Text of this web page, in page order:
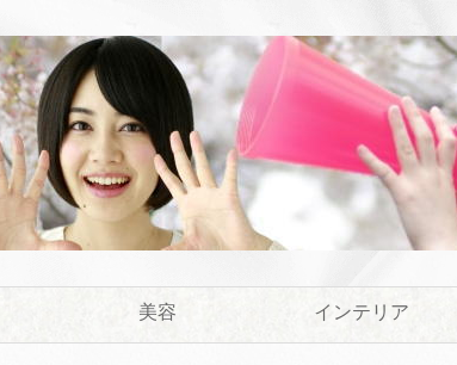
美容 インテリア